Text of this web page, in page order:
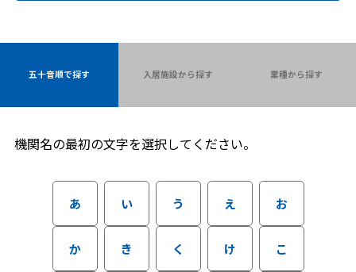
五十音順で探す 入居施設から探す 業種から探す
機関名の最初の文字を選択してください。
あ い う え お
か き く け こ